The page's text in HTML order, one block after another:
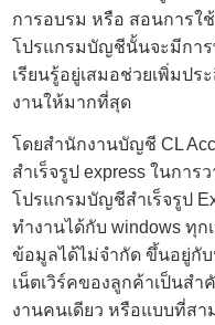
การอบรม หรือ สอนการใ
โปรแกรมบัญชีนั้นจะมีการ
เรียนรู้อยู่เสมอช่วยเพิ่มป
งานให้มากที่สุด
โดยสำนักงานบัญชี CL
สำเร็จรูป express ในการ
โปรแกรมบัญชีสำเร็จรูป
ทำงานได้กับ windows ทุก
ข้อมูลได้ไม่จำกัด ขึ้นอยู่กั
เน็ตเวิร์คของลูกค้าเป็นส
งานคนเดียว หรือแบบที่ส